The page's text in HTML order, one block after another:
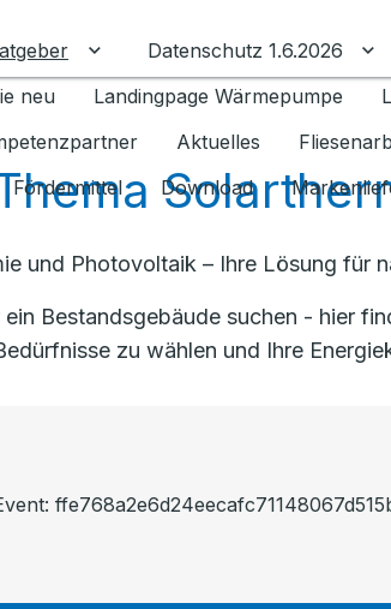
Untermenü für Ratgeber
Datenschutz 1.6.2026
neu Landingpage Wärmepumpe
Aktuelles
Fördermittel Download
und Photovoltaik – Ihre Lösung für
Bestandsgebäude suchen - hier
zu wählen und Ihre